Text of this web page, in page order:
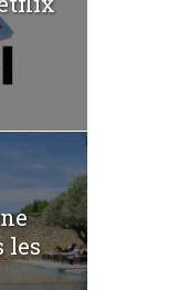
les